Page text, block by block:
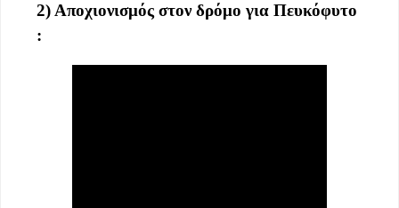
2) Αποχιονισμός στον δρόμο για Πευκόφυτο
: